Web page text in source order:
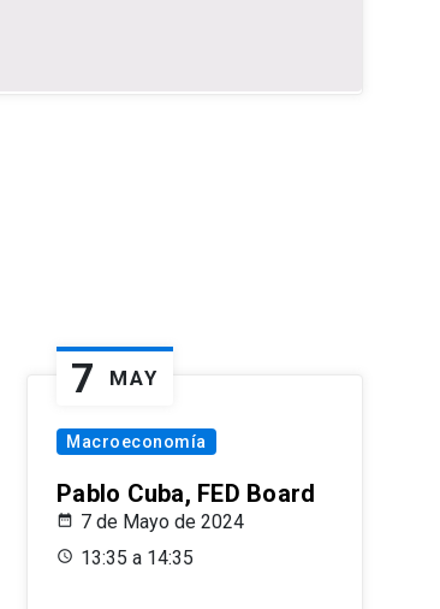
7 MAY
Macroeconomía
Pablo Cuba, FED Board
7 de Mayo de 2024
13:35 a 14:35